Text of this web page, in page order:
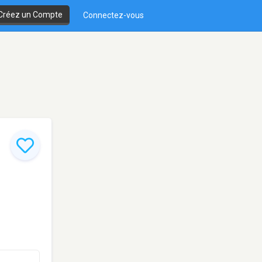
un Compte Connectez-vous